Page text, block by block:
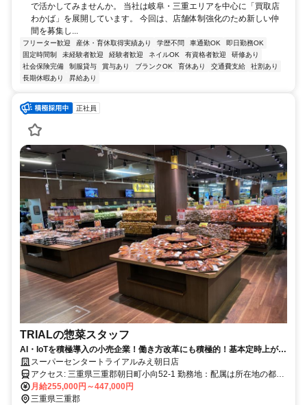
で活かしてみませんか。 当社は岐阜・三重エリアを中心に「買取店
わかば」を展開しています。 今回は、店舗体制強化のため新しい仲
間を募集し...
フリーター歓迎 産休・育休取得実績あり 学歴不問 車通勤OK
即日勤務OK
固定時間制
未経験者歓迎 経験者歓迎 ネイルOK 有資格者歓迎
研修あり
社会保険完備
制服貸与 賞与あり ブランクOK 育休あり 交通費支給
社割あり
長期休暇あり
昇給あり
正社員
TRIALの惣菜スタッフ
AI・IoTを積極導入の小売企業！働き方改革にも積極的！基本定時上が
り！スーパーセンタートライアルみえ朝日店
アクセス: 三重県三重郡朝日町小向52-1 勤務地：配属は所在地の都道
府県 ※初任地は最寄りの店舗又は希望エリアを優先し配属します。
※エリア内勤務または全国勤務いずれか希望を選択できます。
月給255,000円～447,000円
三重県三重郡